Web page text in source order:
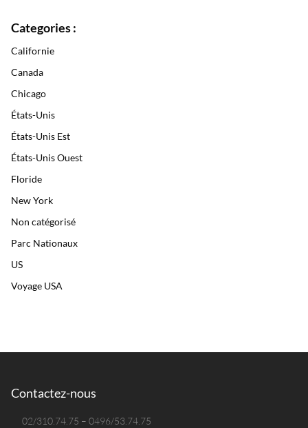
Categories :
Californie
Canada
Chicago
États-Unis
États-Unis Est
États-Unis Ouest
Floride
New York
Non catégorisé
Parc Nationaux
US
Voyage USA
Contactez-nous
02/310.74.75 – 0496/53.74.75